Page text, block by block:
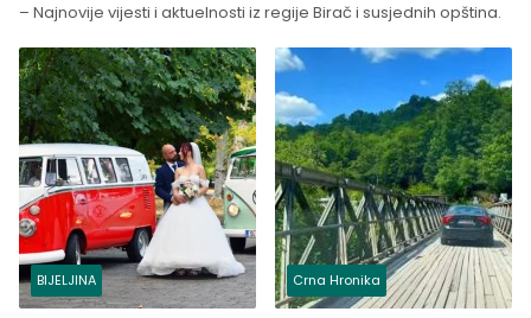
– Najnovije vijesti i aktuelnosti iz regije Birač i susjednih opština.
BIJELJINA Crna Hronika